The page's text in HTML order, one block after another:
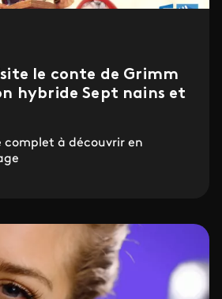
le conte de Grimm
hybride Sept nains et
complet à découvrir en